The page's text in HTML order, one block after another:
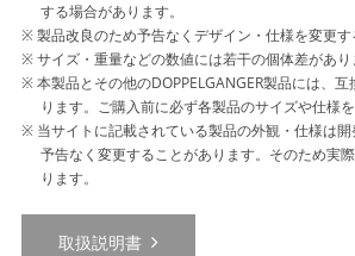
する場合があります。
製品改良のため予告なくデザイン・仕様を変更す
サイズ・重量などの数値には若干の個体差があり
本製品とその他のDOPPELGANGER製品には、
ります。ご購入前に必ず各製品のサイズや仕様を
当サイトに記載されている製品の外観・仕様は開
予告なく変更することがあります。そのため実
ります。
取扱説明書